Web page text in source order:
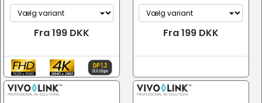
Fra 199 DKK Fra 199 DKK